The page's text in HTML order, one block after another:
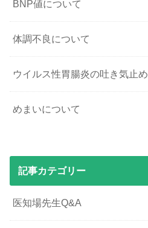
BNP値について
体調不良について
ウイルス性胃腸炎の吐き気止め
めまいについて
記事カテゴリー
医知場先生Q&A